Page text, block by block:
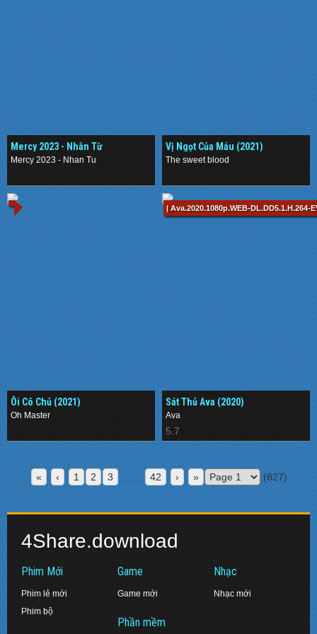
Mercy 2023 - Nhân Từ
Mercy 2023 - Nhan Tu
Vị Ngọt Của Máu (2021)
The sweet blood
Ôi Cô Chủ (2021)
Oh Master
| Ava.2020.1080p.WEB-DL.DD5.1.H.264-
Sát Thủ Ava (2020)
Ava
5.7
« ‹ 1 2 3 42 › » (827)
4Share.download
Phim Mới
Phim lẻ mới
Phim bộ
Game
Game mới
Phần mềm
Nhạc
Nhạc mới